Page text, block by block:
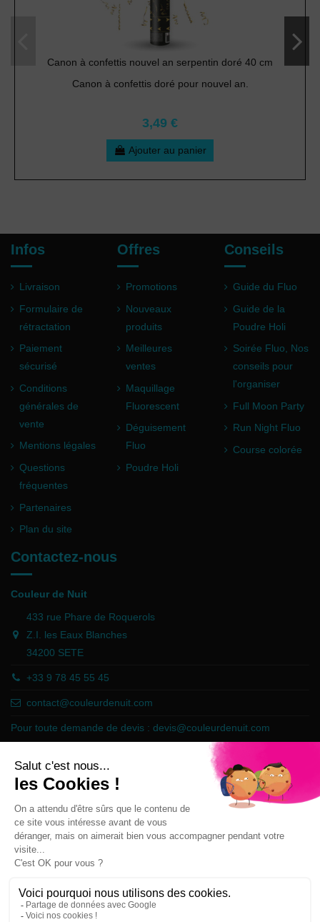
Canon à confettis nouvel an serpentin doré 40 cm
Canon à confettis doré pour nouvel an.
3,49 €
Ajouter au panier
Infos
Livraison
Formulaire de
rétractation
Paiement
sécurisé
Conditions
générales de
vente
Mentions légales
Questions
fréquentes
Partenaires
Plan du site
Offres
Promotions
Nouveaux
produits
Meilleures
ventes
Maquillage
Fluorescent
Déguisement
Fluo
Poudre Holi
Conseils
Guide du Fluo
Guide de la
Poudre Holi
Soirée Fluo, Nos
conseils pour
l'organiser
Full Moon Party
Run Night Fluo
Course colorée
Contactez-nous
Couleur de Nuit
433 rue Phare de Roquerols
Z.I. les Eaux Blanches
34200 SETE
+33 9 78 45 55 45
contact@couleurdenuit.com
Pour toute demande de devis : devis@couleurdenuit.com
Marchand approuvé par la Société des Avis Garantis,cliquez ici pour
vérifier .
Follow us
Newsletter